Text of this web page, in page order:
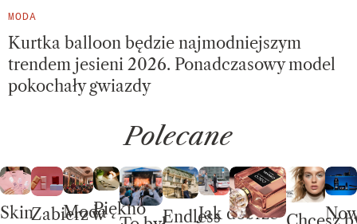
MODA
Kurtka balloon będzie najmodniejszym
trendem jesieni 2026. Ponadczasowy model
pokochały gwiazdy
Polecane
SkinZabierz w
ModaPiękno
EndlessJak dobrze